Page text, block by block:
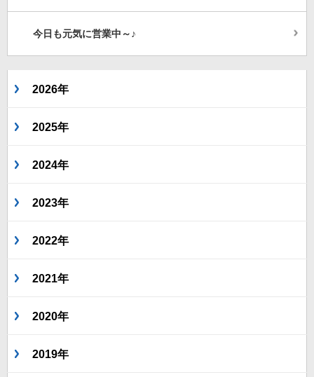
今日も元気に営業中～♪
2026年
2025年
2024年
2023年
2022年
2021年
2020年
2019年